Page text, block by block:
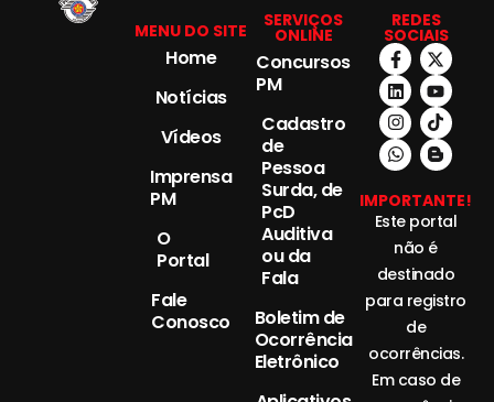
MENU DO SITE
Home
Notícias
Vídeos
Imprensa
PM
O
Portal
Fale
Conosco
SERVIÇOS
ONLINE
Concursos
PM
Cadastro
de
Pessoa
Surda, de
PcD
Auditiva
ou da
Fala
Boletim de
Ocorrência
Eletrônico
REDES
SOCIAIS
IMPORTANTE!
Este portal
não é
destinado
para registro
de
ocorrências.
Em caso de